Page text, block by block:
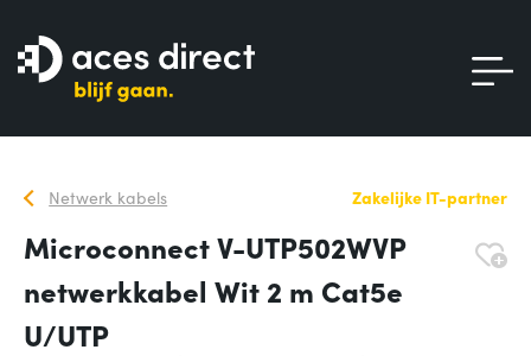
Netwerk kabels Zakelijke IT-partner
Microconnect V-UTP502WVP
netwerkkabel Wit 2 m Cat5e
U/UTP